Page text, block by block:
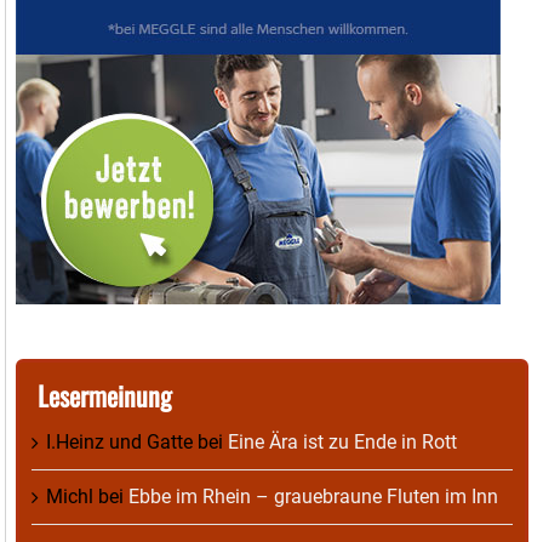
Lesermeinung
I.Heinz und Gatte bei Eine Ära ist zu Ende in Rott
Michl bei Ebbe im Rhein – grauebraune Fluten im Inn